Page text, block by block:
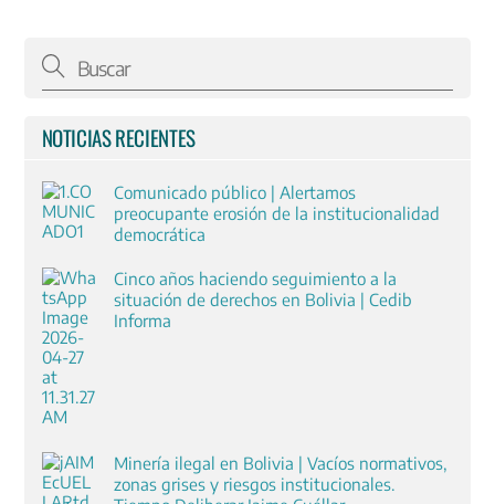
NOTICIAS RECIENTES
Comunicado público | Alertamos
preocupante erosión de la institucionalidad
democrática
Cinco años haciendo seguimiento a la
situación de derechos en Bolivia | Cedib
Informa
Minería ilegal en Bolivia | Vacíos normativos,
zonas grises y riesgos institucionales.